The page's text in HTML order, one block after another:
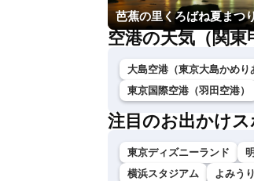
芭蕉の里くろばね夏まつ
空港の天気（関東
大島空港（東京大島かめり
東京国際空港（羽田空港）
注目のお出かけス
東京ディズニーランド
横浜スタジアム
よみう